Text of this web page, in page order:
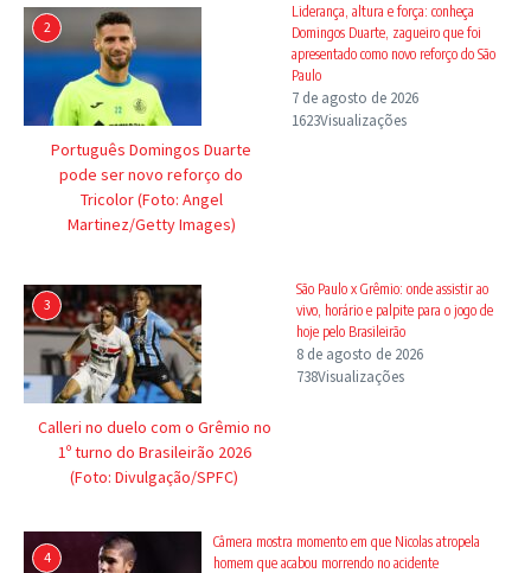
2
Português Domingos Duarte
pode ser novo reforço do
Tricolor (Foto: Angel
Martinez/Getty Images)
Liderança, altura e força: conheça
Domingos Duarte, zagueiro que foi
apresentado como novo reforço do São
Paulo
7 de agosto de 2026
1623Visualizações
3
Calleri no duelo com o Grêmio no
1º turno do Brasileirão 2026
(Foto: Divulgação/SPFC)
São Paulo x Grêmio: onde assistir ao
vivo, horário e palpite para o jogo de
hoje pelo Brasileirão
8 de agosto de 2026
738Visualizações
4
Câmera mostra momento em que Nicolas atropela
homem que acabou morrendo no acidente